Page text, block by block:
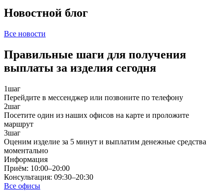
Новостной блог
Все новости
Правильные шаги для получения
выплаты за изделия сегодня
1шаг
Перейдите в мессенджер или позвоните по телефону
2шаг
Посетите один из наших офисов на карте и проложите
маршрут
3шаг
Оценим изделие за 5 минут и выплатим денежные средства
моментально
Информация
Приём: 10:00–20:00
Консультация: 09:30–20:30
Все офисы